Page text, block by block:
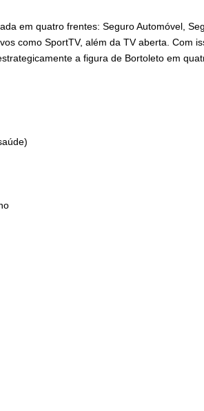
em quatro frentes: Seguro Automóvel,
como SportTV, além da TV aberta. Com
a figura de Bortoleto em